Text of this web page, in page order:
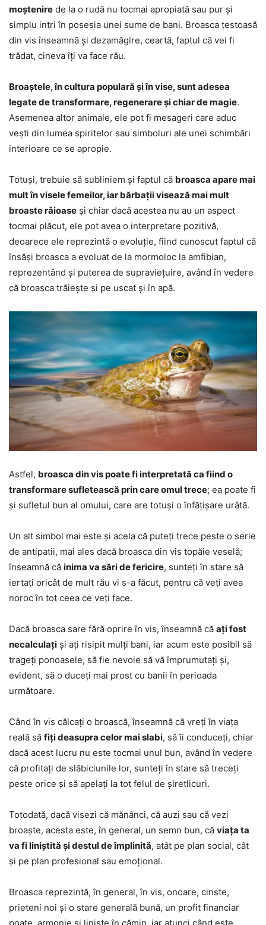
moștenire de la o rudă nu tocmai apropiată sau pur și
simplu intri în posesia unei sume de bani. Broasca țestoasă
din vis înseamnă și dezamăgire, ceartă, faptul că vei fi
trădat, cineva îți va face rău.
Broaștele, în cultura populară și în vise, sunt adesea
legate de transformare, regenerare și chiar de magie.
Asemenea altor animale, ele pot fi mesageri care aduc
vești din lumea spiritelor sau simboluri ale unei schimbări
interioare ce se apropie.
Totuși, trebuie să subliniem și faptul că broasca apare mai
mult în visele femeilor, iar bărbații visează mai mult
broaste râioase și chiar dacă acestea nu au un aspect
tocmai plăcut, ele pot avea o interpretare pozitivă,
deoarece ele reprezintă o evoluție, fiind cunoscut faptul că
însăși broasca a evoluat de la mormoloc la amfibian,
reprezentând și puterea de supraviețuire, având în vedere
că broasca trăiește și pe uscat și în apă.
Astfel, broasca din vis poate fi interpretată ca fiind o
transformare sufletească prin care omul trece; ea poate fi
și sufletul bun al omului, care are totuși o înfățișare urâtă.
Un alt simbol mai este și acela că puteți trece peste o serie
de antipatii, mai ales dacă broasca din vis topăie veselă;
înseamnă că inima va sări de fericire, sunteți în stare să
iertați oricât de mult rău vi s-a făcut, pentru că veți avea
noroc în tot ceea ce veți face.
Dacă broasca sare fără oprire în vis, înseamnă că ați fost
necalculați și ați risipit mulți bani, iar acum este posibil să
trageți ponoasele, să fie nevoie să vă împrumutați și,
evident, să o duceți mai prost cu banii în perioada
următoare.
Când în vis călcați o broască, înseamnă că vreți în viața
reală să fiți deasupra celor mai slabi, să îi conduceți, chiar
dacă acest lucru nu este tocmai unul bun, având în vedere
că profitați de slăbiciunile lor, sunteți în stare să treceți
peste orice și să apelați la tot felul de șiretlicuri.
Totodată, dacă visezi că mănânci, că auzi sau că vezi
broaște, acesta este, în general, un semn bun, că viața ta
va fi liniștită și destul de împlinită, atât pe plan social, cât
și pe plan profesional sau emoțional.
Broasca reprezintă, în general, în vis, onoare, cinste,
prieteni noi și o stare generală bună, un profit financiar